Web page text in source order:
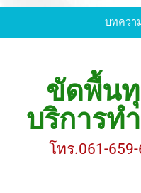
บทควา
ขัดพื้นหิน
ขัดพื้นหินอ่อน โทร
บทควา
ขัดพื้น
บริการท
โทร.061-659-